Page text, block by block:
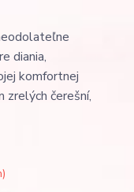
diania,
komfortnej
zrelých čerešní,